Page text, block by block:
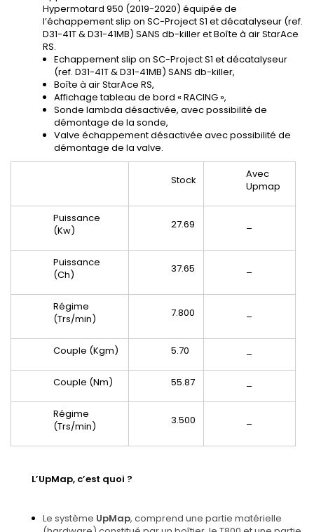
Hypermotard 950 (2019-2020) équipée de
l’échappement slip on SC-Project S1 et décatalyseur (ref.
D31-41T & D31-41MB) SANS db-killer et Boîte à air StarAce
RS.
Echappement slip on SC-Project S1 et décatalyseur
(ref. D31-41T & D31-41MB) SANS db-killer,
Boîte à air StarAce RS,
Affichage tableau de bord « RACING »,
Sonde lambda désactivée, avec possibilité de
démontage de la sonde,
Valve échappement désactivée avec possibilité de
démontage de la valve.
Stock
Avec
Upmap
Puissance
(Kw)
27.69
Puissance
(Ch)
37.65
Régime
(Trs/min)
7.800
Couple (Kgm) 5.70
Couple (Nm) 55.87
Régime
(Trs/min)
3.500
L’UpMap, c’est quoi ?
Le système UpMap, comprend une partie matérielle